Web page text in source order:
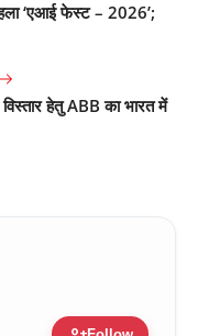
‘एआई फेस्ट – 2026’;
हेतु ABB का भारत में